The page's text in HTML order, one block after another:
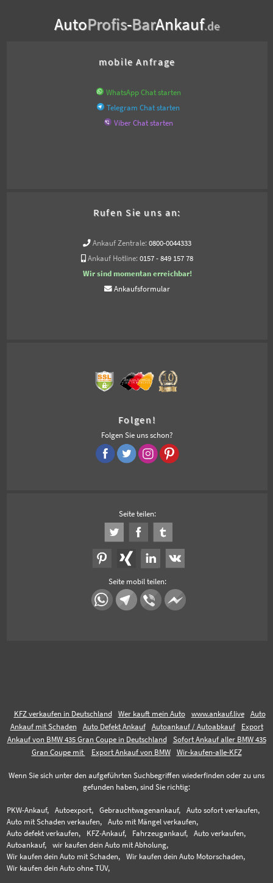
AutoProfis-BarAnkauf.de
mobile Anfrage
WhatsApp Chat starten
Telegram Chat starten
Viber Chat starten
Rufen Sie uns an:
Ankauf Zentrale: 0800-0044333
Ankauf Hotline: 0157 - 849 157 78
Wir sind momentan erreichbar!
Ankaufsformular
Folgen!
Folgen Sie uns schon?
Seite teilen:
Seite mobil teilen:
KFZ verkaufen in Deutschland Wer kauft mein Auto www.ankauf.live
Auto
Ankauf mit Schaden
Auto Defekt Ankauf Autoankauf / Autoabkauf
Export
Ankauf von BMW 435 Gran Coupe in Deutschland
Sofort Ankauf aller BMW 435
Gran Coupe mit
Export Ankauf von BMW Wir-kaufen-alle-KFZ
Wenn Sie sich unter den aufgeführten Suchbegriffen wiederfinden oder zu uns
gefunden haben, sind Sie richtig:
PKW-Ankauf, Autoexport, Gebrauchtwagenankauf,
Auto sofort verkaufen,
Auto mit Schaden verkaufen,
Auto mit Mängel verkaufen,
Auto defekt verkaufen,
KFZ-Ankauf, Fahrzeugankauf,
Auto verkaufen,
Autoankauf,
wir kaufen dein Auto mit Abholung,
Wir kaufen dein Auto mit Schaden,
Wir kaufen dein Auto Motorschaden,
Wir kaufen dein Auto ohne TÜV,